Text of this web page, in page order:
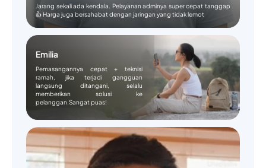
Jarang sekali ada kendala. Pelayanan adminya super cepat tanggap
👍 Harga juga bersahabat dengan jaringan yang tidak lemot
Emilia
Pemasangannya cepat + teknisi
ramah, jika terjadi gangguan
langsung ditangani, selalu
memberikan solusi ke
pelanggan.Sangat puas!